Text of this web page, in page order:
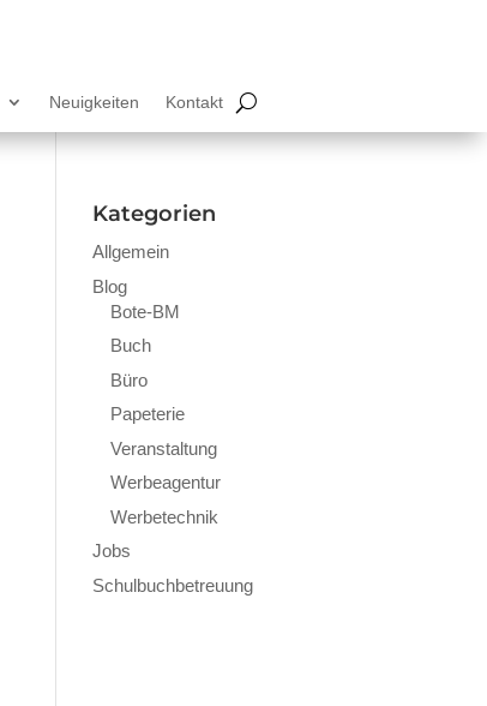
Neuigkeiten Kontakt
Kategorien
Allgemein
Blog
Bote-BM
Buch
Büro
Papeterie
Veranstaltung
Werbeagentur
Werbetechnik
Jobs
Schulbuchbetreuung